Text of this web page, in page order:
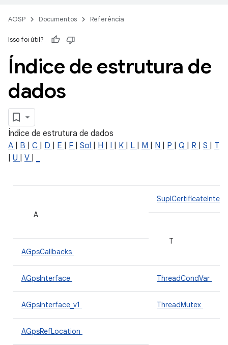
AOSP Documentos Referência
Isso foi útil?
Índice de estrutura de
dados
Índice de estrutura de dados
A
B C D E F Sol H I K L M N P Q R S
T
U V
A
T
AGpsCallbacks
AGpsInterface ThreadCondVar
AGpsInterface_v1 ThreadMutex
AGpsRefLocation